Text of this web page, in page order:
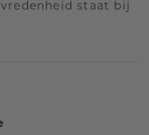
staat bij